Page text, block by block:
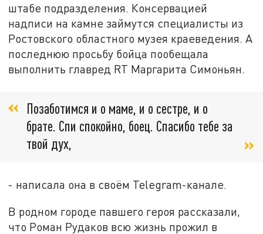
штабе подразделения. Консервацией
надписи на камне займутся специалисты из
Ростовского областного музея краеведения. А
последнюю просьбу бойца пообещала
выполнить главред RT Маргарита Симоньян.
Позаботимся и о маме, и о сестре, и о
брате. Спи спокойно, боец. Спасибо тебе за
твой дух,
- написала она в своём Telegram-канале.
В родном городе павшего героя рассказали,
что Роман Рудаков всю жизнь прожил в